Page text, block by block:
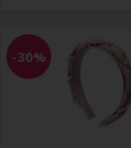
-30%